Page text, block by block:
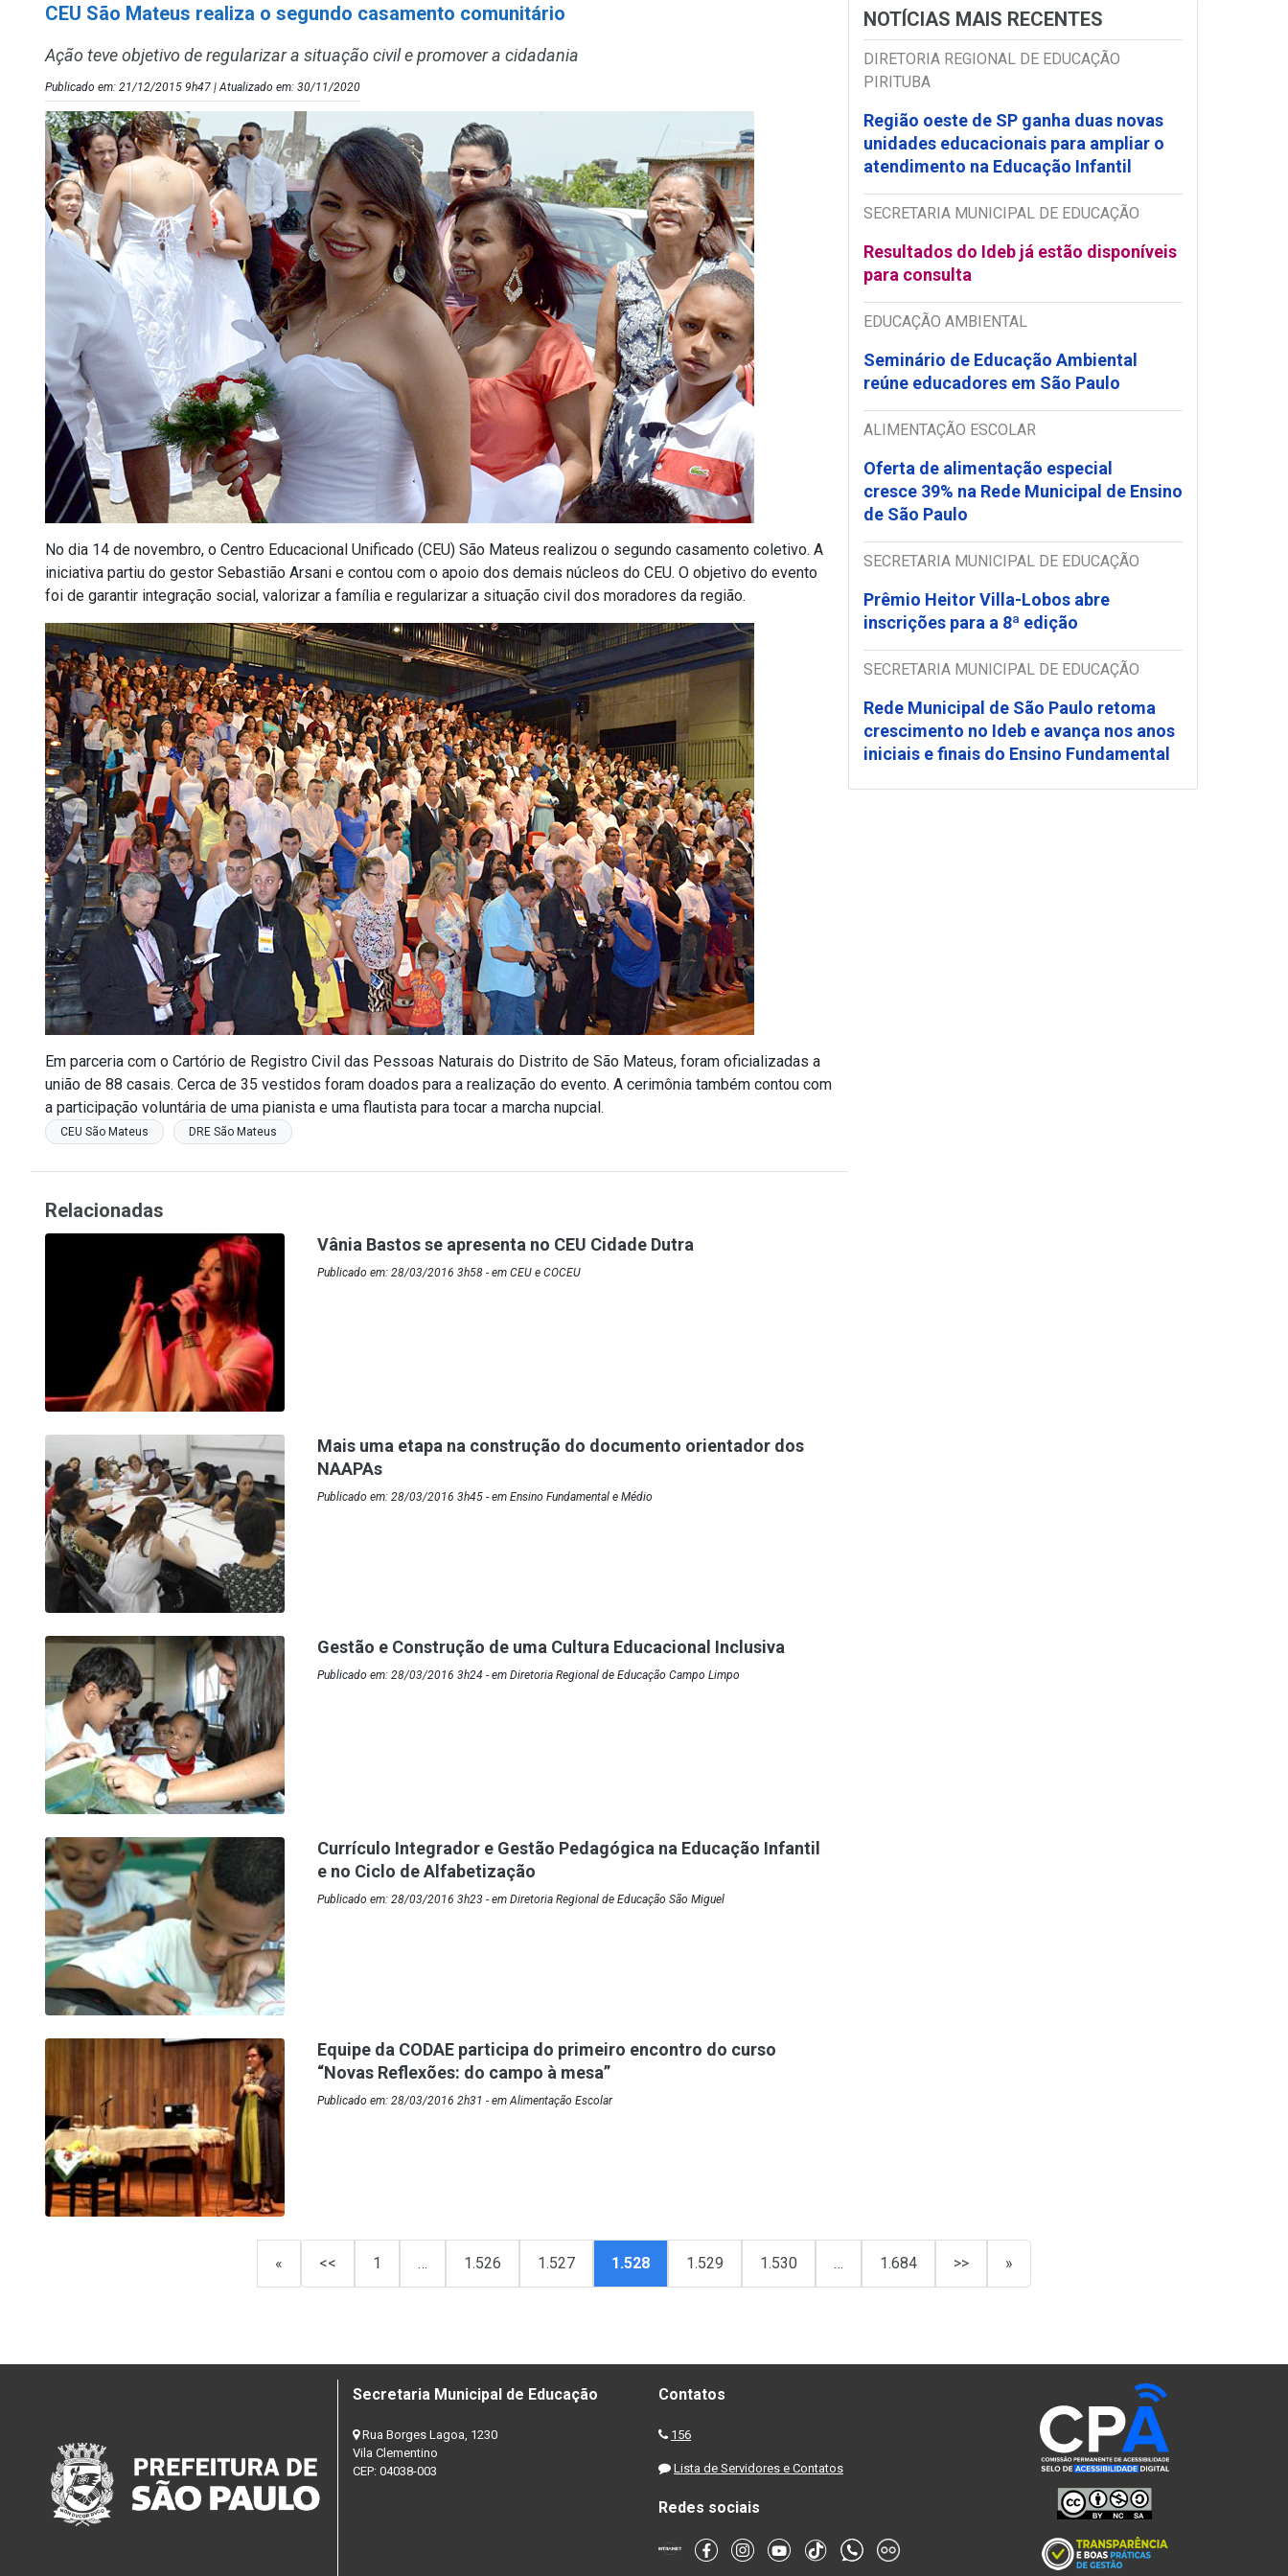
CEU São Mateus realiza o segundo casamento comunitário
Ação teve objetivo de regularizar a situação civil e promover a cidadania
Publicado em: 21/12/2015 9h47 | Atualizado em: 30/11/2020
No dia 14 de novembro, o Centro Educacional Unificado (CEU) São Mateus realizou o segundo casamento coletivo. A
iniciativa partiu do gestor Sebastião Arsani e contou com o apoio dos demais núcleos do CEU. O objetivo do evento
foi de garantir integração social, valorizar a família e regularizar a situação civil dos moradores da região.
Em parceria com o Cartório de Registro Civil das Pessoas Naturais do Distrito de São Mateus, foram oficializadas a
união de 88 casais. Cerca de 35 vestidos foram doados para a realização do evento. A cerimônia também contou com
a participação voluntária de uma pianista e uma flautista para tocar a marcha nupcial.
CEU São Mateus DRE São Mateus
NOTÍCIAS MAIS RECENTES
DIRETORIA REGIONAL DE EDUCAÇÃO
PIRITUBA
Região oeste de SP ganha duas novas
unidades educacionais para ampliar o
atendimento na Educação Infantil
SECRETARIA MUNICIPAL DE EDUCAÇÃO
Resultados do Ideb já estão disponíveis
para consulta
EDUCAÇÃO AMBIENTAL
Seminário de Educação Ambiental
reúne educadores em São Paulo
ALIMENTAÇÃO ESCOLAR
Oferta de alimentação especial
cresce 39% na Rede Municipal de Ensino
de São Paulo
SECRETARIA MUNICIPAL DE EDUCAÇÃO
Prêmio Heitor Villa-Lobos abre
inscrições para a 8ª edição
SECRETARIA MUNICIPAL DE EDUCAÇÃO
Rede Municipal de São Paulo retoma
crescimento no Ideb e avança nos anos
iniciais e finais do Ensino Fundamental
Relacionadas
Vânia Bastos se apresenta no CEU Cidade Dutra
Publicado em: 28/03/2016 3h58 - em CEU e COCEU
Mais uma etapa na construção do documento orientador dos
NAAPAs
Publicado em: 28/03/2016 3h45 - em Ensino Fundamental e Médio
Gestão e Construção de uma Cultura Educacional Inclusiva
Publicado em: 28/03/2016 3h24 - em Diretoria Regional de Educação Campo Limpo
Currículo Integrador e Gestão Pedagógica na Educação Infantil
e no Ciclo de Alfabetização
Publicado em: 28/03/2016 3h23 - em Diretoria Regional de Educação São Miguel
Equipe da CODAE participa do primeiro encontro do curso
“Novas Reflexões: do campo à mesa”
Publicado em: 28/03/2016 2h31 - em Alimentação Escolar
« << 1 … 1.526 1.527 1.528 1.529 1.530 … 1.684 >> »
Secretaria Municipal de Educação
Rua Borges Lagoa, 1230
Vila Clementino
CEP: 04038-003
Contatos
156
Lista de Servidores e Contatos
Redes sociais